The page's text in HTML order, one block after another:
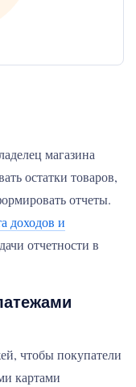
магазина
остатки товаров,
отчеты.
доходов и
отчетности в
чтобы покупатели
картами